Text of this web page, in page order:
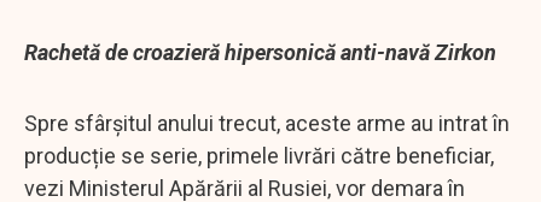
Rachetă de croazieră hipersonică anti-navă Zirkon
Spre sfârșitul anului trecut, aceste arme au intrat în
producție se serie, primele livrări către beneficiar,
vezi Ministerul Apărării al Rusiei, vor demara în